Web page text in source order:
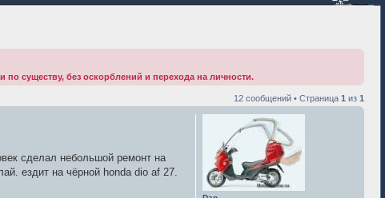
по существу, без оскорблений и перехода на личности.
12 сообщений • Страница 1 из 1
сделал небольшой ремонт на
ездит на чёрной honda dio af 27.